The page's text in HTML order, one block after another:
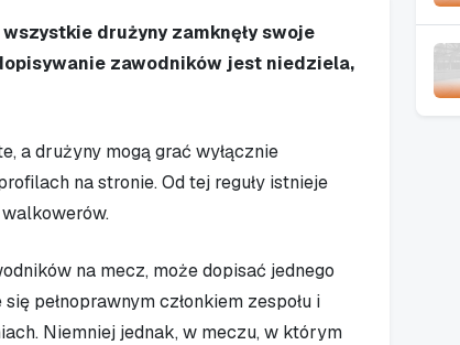
drużyny zamknęły swoje
zawodników jest niedziela,
a drużyny mogą grać wyłącznie
na stronie. Od tej reguły istnieje
na mecz, może dopisać jednego
pełnoprawnym członkiem zespołu i
Niemniej jednak, w meczu, w którym